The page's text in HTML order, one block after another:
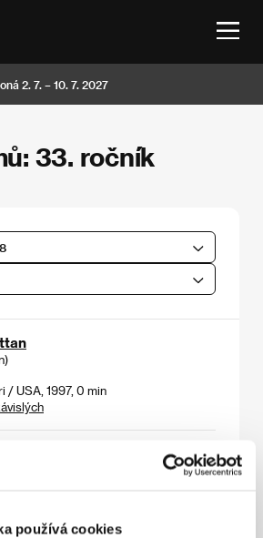
používá cookies
2. 7. – 10. 7. 2027
33. ročník
/ USA, 1997, 0 min